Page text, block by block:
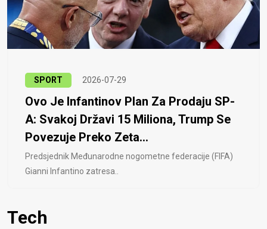
SPORT 2026-07-29
Ovo Je Infantinov Plan Za Prodaju SP-
A: Svakoj Državi 15 Miliona, Trump Se
Povezuje Preko Zeta...
Predsjednik Međunarodne nogometne federacije (FIFA)
Gianni Infantino zatresa..
Tech